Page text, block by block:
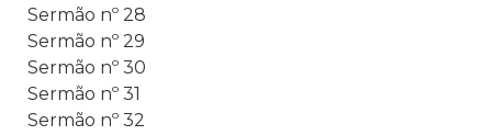
Sermão nº 28
Sermão nº 29
Sermão nº 30
Sermão nº 31
Sermão nº 32